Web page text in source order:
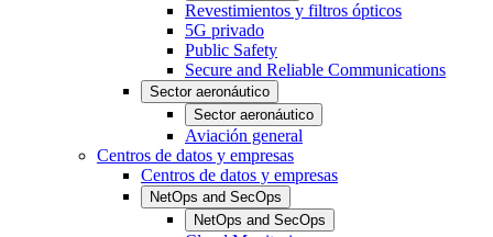
Revestimientos y filtros ópticos
5G privado
Public Safety
Secure and Reliable Communications
Sector aeronáutico
Sector aeronáutico
Aviación general
Centros de datos y empresas
Centros de datos y empresas
NetOps and SecOps
NetOps and SecOps